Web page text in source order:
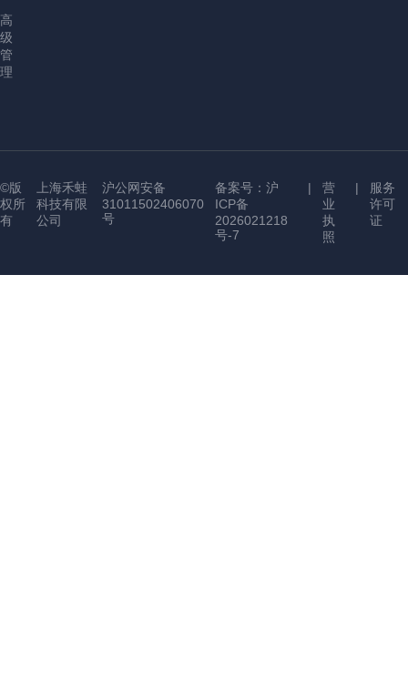
高
级
管
理
©版
权所
有
上海禾蛙
科技有限
公司
沪公网安备
31011502406070
号
备案号：沪
ICP备
2026021218
号-7
|
营
业
执
照
|
服务
许可
证